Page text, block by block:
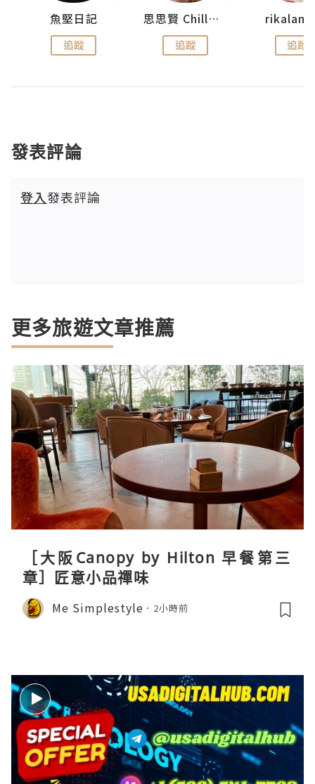
魚堅日記
追蹤
思思賢 ChillMyBabe
追蹤 追蹤
發表評論
登入發表評論
更多旅遊文章推薦
［大阪Canopy by Hilton 早餐第三
章］匠意小品禪味
Me Simplestyle 2小時前